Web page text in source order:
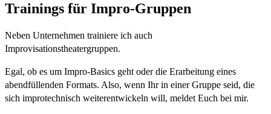
Trainings für Impro-Gruppen
Neben Unternehmen trainiere ich auch
Improvisationstheatergruppen.
Egal, ob es um Impro-Basics geht oder die Erarbeitung eines
abendfüllenden Formats. Also, wenn Ihr in einer Gruppe seid, die
sich improtechnisch weiterentwickeln will, meldet Euch bei mir.